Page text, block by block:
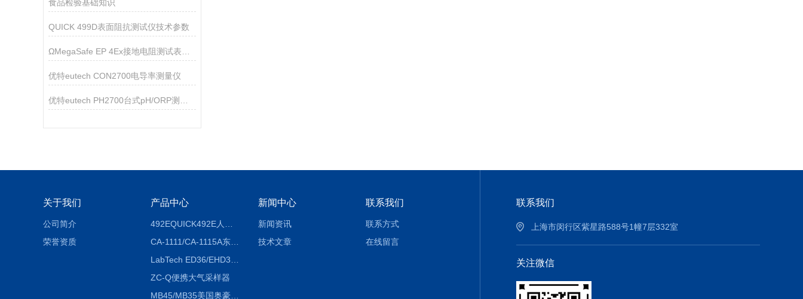
食品检验基础知识
QUICK 499D表面阻抗测试仪技术参数
优特eutech CON2700电导率测量仪
关于我们
公司简介
荣誉资质
产品中心
CA-1111/CA-1115A东京理化EYELA CA-1111/CA-1115A冷却水循环装置
ZC-Q便携大气采样器
MB45/MB35美国奥豪斯OHAUS MB45/MB35卤素红外水分测定仪
新闻中心
新闻资讯
技术文章
联系我们
联系方式
在线留言
联系我们
上海市闵行区紫星路588号1幢7层332室
关注微信